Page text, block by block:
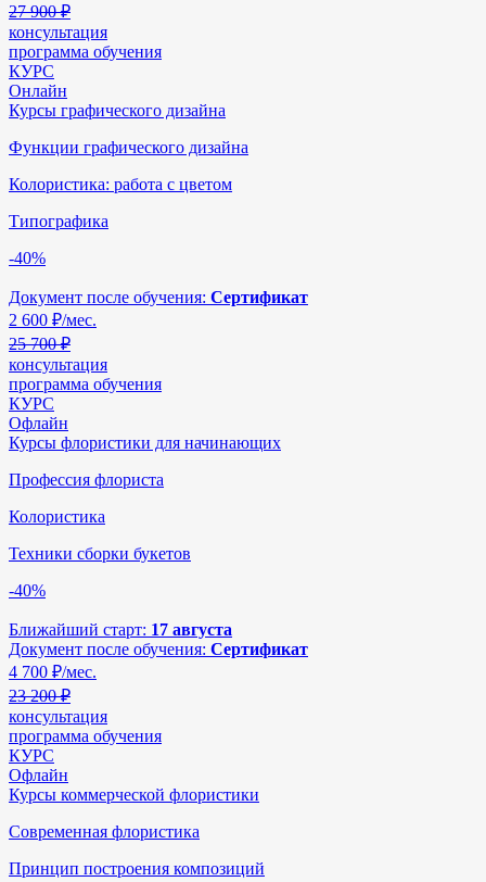
27 900 ₽
консультация
программа обучения
КУРС
Онлайн
Курсы графического дизайна
Функции графического дизайна
Колористика: работа с цветом
Типографика
-40%
Документ после обучения: Сертификат
2 600 ₽/мес.
25 700 ₽
консультация
программа обучения
КУРС
Офлайн
Курсы флористики для начинающих
Профессия флориста
Колористика
Техники сборки букетов
-40%
Ближайший старт: 17 августа
Документ после обучения: Сертификат
4 700 ₽/мес.
23 200 ₽
консультация
программа обучения
КУРС
Офлайн
Курсы коммерческой флористики
Современная флористика
Принцип построения композиций